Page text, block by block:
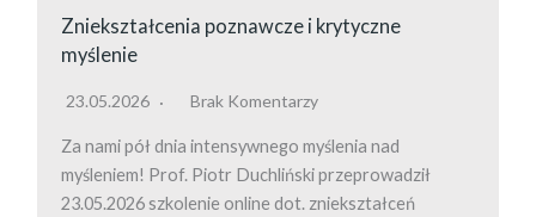
Zniekształcenia poznawcze i krytyczne
myślenie
23.05.2026 Brak Komentarzy
Za nami pół dnia intensywnego myślenia nad
myśleniem! Prof. Piotr Duchliński przeprowadził
23.05.2026 szkolenie online dot. zniekształceń